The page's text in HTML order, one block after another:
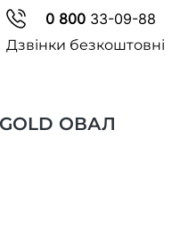
0 80033-09-88
Дзвінки безкоштовні
ОВАЛ